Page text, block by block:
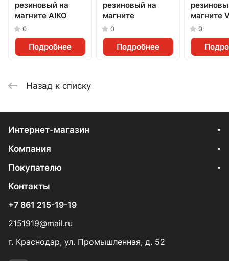
резиновый на
магните AIKO
0
Подробнее
резиновый на
магните
0
Подробнее
магните
0
Назад к списку
Интернет-магазин
Компания
Покупателю
Контакты
+7 861 215-19-19
2151919@mail.ru
г. Краснодар, ул. Промышленная, д. 52